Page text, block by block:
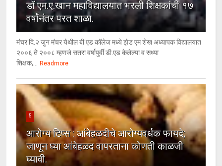
डॉ एम.ए.खान महाविद्यालयात भरली शिक्षकांची १७
वर्षांनंतर परत शाळा.
मंचर दि.२ जुन मंचर येथील बी एड कॉलेज मध्ये झेड एम शेख अध्यापक विद्यालयात
२००६ ते २००८ म्हणजे सतरा वर्षापुर्वी डी.एड केलेल्या व सध्या
शिक्षक,... Readmore
5
आरोग्य टिप्स : आंबेहळदीचे आरोग्यवर्धक फायदे;
जाणून घ्या आंबेहळद वापरताना कोणती काळजी
घ्यावी.